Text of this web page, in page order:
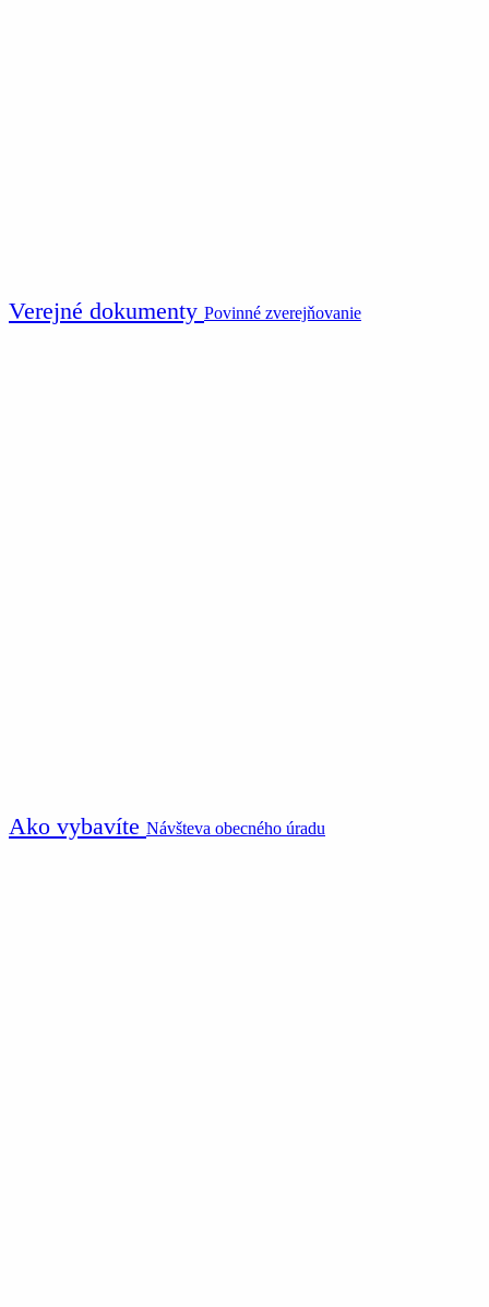
Verejné dokumenty Povinné zverejňovanie
Ako vybavíte Návšteva obecného úradu